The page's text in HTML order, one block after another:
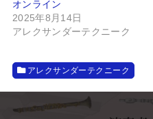
オンライン
2025年8月14日
アレクサンダーテクニーク
アレクサンダーテクニーク